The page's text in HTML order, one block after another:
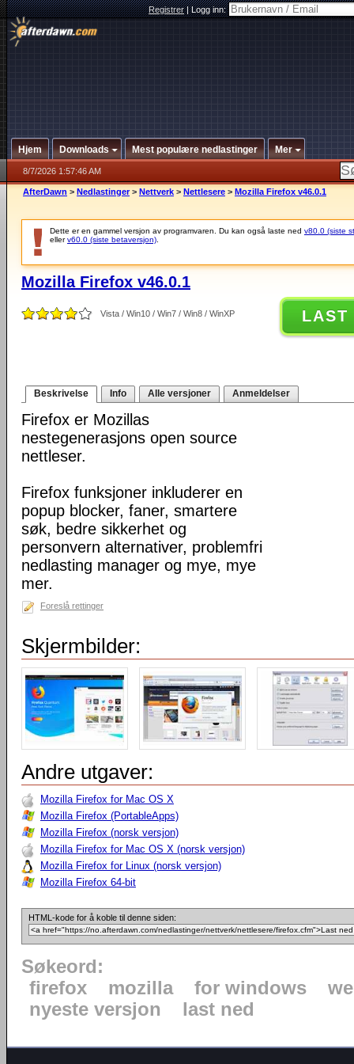
Registrer|Logg inn:
Hjem Downloads Mest populære nedlastinger Mer
8/7/2026 1:57:46 AM
AfterDawn > Nedlastinger > Nettverk > Nettlesere > Mozilla Firefox v46.0.1
Dette er en gammel versjon av programvaren. Du kan også laste ned v80.0 (siste
ellerv60.0 (siste betaversjon)
Mozilla Firefox v46.0.1
Vista / Win10 / Win7 / Win8 / WinXP LAST
Beskrivelse Info Alle versjoner Anmeldelser
Firefox er Mozillas
nestegenerasjons open source
nettleser.
Firefox funksjoner inkluderer en
popup blocker, faner, smartere
søk, bedre sikkerhet og
personvern alternativer, problemfri
nedlasting manager og mye, mye
mer.
Foreslå rettinger
Skjermbilder:
Andre utgaver:
Mozilla Firefox for Mac OS X
Mozilla Firefox (PortableApps)
Mozilla Firefox (norsk versjon)
Mozilla Firefox for Mac OS X (norsk versjon)
Mozilla Firefox for Linux (norsk versjon)
Mozilla Firefox 64-bit
HTML-kode for å koble til denne siden:
Søkeord:
firefox
mozilla for windows
nyeste versjon
last ned